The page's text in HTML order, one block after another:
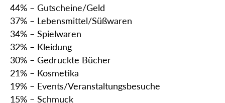
44% – Gutscheine/Geld
37% – Lebensmittel/Süßwaren
34% – Spielwaren
32% – Kleidung
30% – Gedruckte Bücher
21% – Kosmetika
19% – Events/Veranstaltungsbesuche
15% – Schmuck